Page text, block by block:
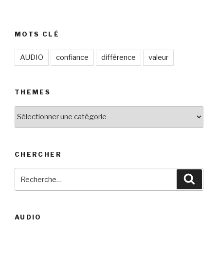
MOTS CLÉ
AUDIO confiance différence valeur
THEMES
CHERCHER
AUDIO